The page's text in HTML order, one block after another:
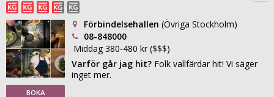
BOKA
Förbindelsehallen (Övriga Stockholm)
08-848000
Middag 380-480 kr ($$$)
Varför går jag hit? Folk vallfärdar hit! Vi säger
inget mer.